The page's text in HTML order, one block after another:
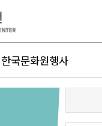
한국문화원행사